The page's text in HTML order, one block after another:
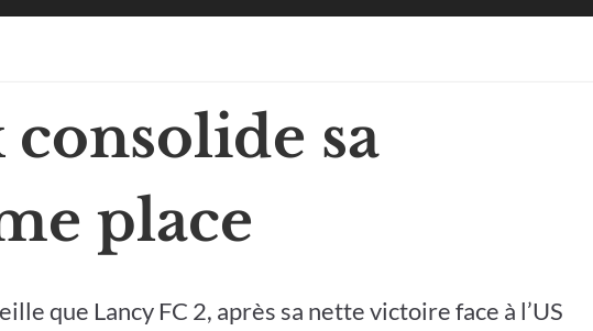
sa
place
que Lancy FC 2, après sa nette victoire face à l’US